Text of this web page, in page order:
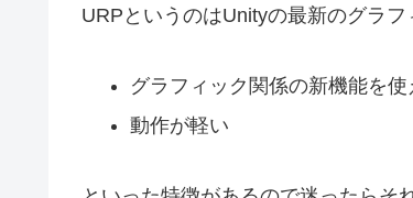
URPというのはUnityの最新のグラ
グラフィック関係の新機能を使
動作が軽い